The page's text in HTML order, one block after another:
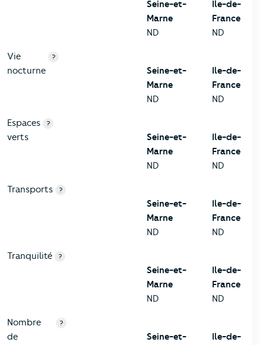
Seine-et-
Marne
ND
Ile-de-
France
ND
Vie
nocturne
?
Seine-et-
Marne
ND
Ile-de-
France
ND
Espaces
verts
?
Seine-et-
Marne
ND
Ile-de-
France
ND
Transports ?
Seine-et-
Marne
ND
Ile-de-
France
ND
Tranquilité ?
Seine-et-
Marne
ND
Ile-de-
France
ND
Nombre
de
?
Seine-et-
Ile-de-